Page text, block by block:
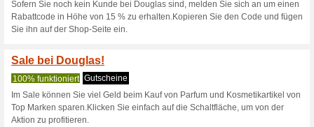
Douglas Rabattcode: Spare